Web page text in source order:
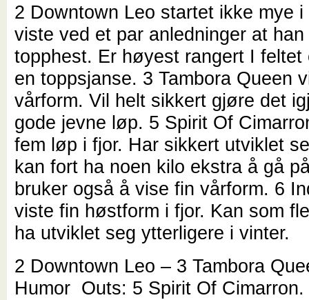
2 Downtown Leo startet ikke mye i
viste ved et par anledninger at
topphest. Er høyest rangert I feltet
en toppsjanse. 3 Tambora Queen
vårform. Vil helt sikkert gjøre det
gode jevne løp. 5 Spirit Of
fem løp i fjor. Har sikkert utviklet
kan fort ha noen kilo ekstra å gå
bruker også å vise fin vårform. 6
viste fin høstform i fjor. Kan som
ha utviklet seg ytterligere i vinter.
2 Downtown Leo – 3 Tambora
Humor Outs: 5 Spirit Of Cimarron.